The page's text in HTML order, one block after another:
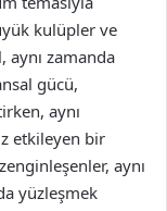
kulüpler ve
aynı zamanda
gücü,
aynı
etkileyen bir
aynı
yüzleşmek